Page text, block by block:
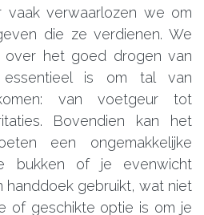
vaak verwaarlozen we om
die ze verdienen. We
over het goed drogen van
is om tal van
van voetgeur tot
Bovendien kan het
een ongemakkelijke
bukken of je evenwicht
handdoek gebruikt, wat niet
of geschikte optie is om je